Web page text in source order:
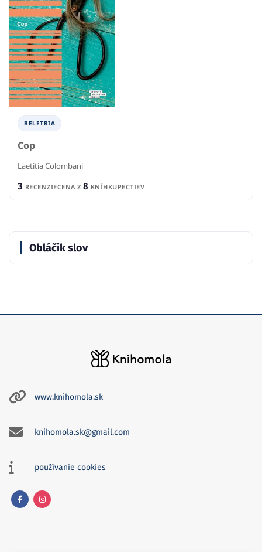
BELETRIA
Cop
Laetitia Colombani
3 RECENZIECENA Z 8 KNÍHKUPECTIEV
Obláčik slov
www.knihomola.sk
knihomola.sk@gmail.com
používanie cookies